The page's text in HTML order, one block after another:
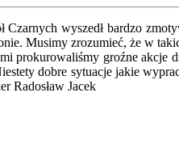
Czarnych wyszedł bardzo
Musimy zrozumieć, że w
prokurowaliśmy groźne akcje
dobre sytuacje jakie
Radosław Jacek